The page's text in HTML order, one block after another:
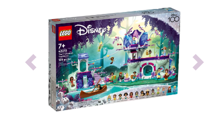
Previous Next